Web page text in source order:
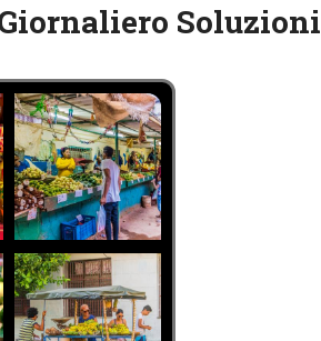
Soluzioni